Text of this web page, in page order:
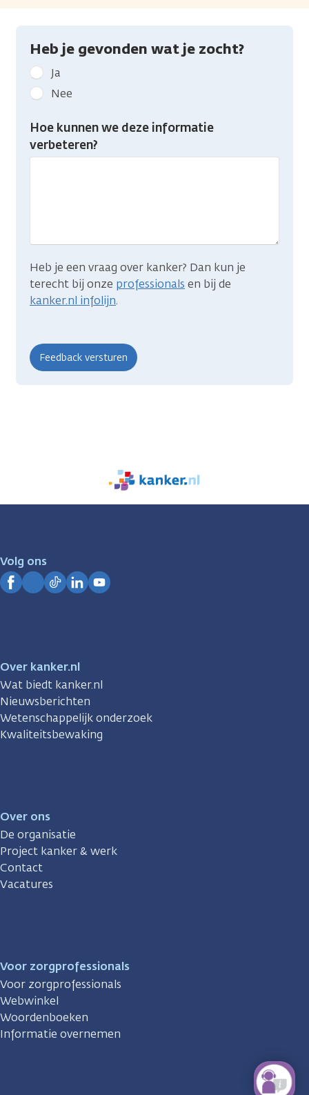
Heb je gevonden wat je zocht?
Geef
kanker.nl
feedback:
Heb
gevonden
Ja
Nee
Hoe kunnen we deze informatie
verbeteren?
Heb je een vraag over kanker? Dan kun je
terecht bij onze professionals en bij de
kanker.nl infolijn.
We
zijn
Volg ons
Over kanker.nl
Wat biedt kanker.nl
Nieuwsberichten
Wetenschappelijk onderzoek
Kwaliteitsbewaking
Over ons
De organisatie
Project kanker & werk
Contact
Vacatures
Voor zorgprofessionals
Voor zorgprofessionals
Webwinkel
Woordenboeken
Informatie overnemen